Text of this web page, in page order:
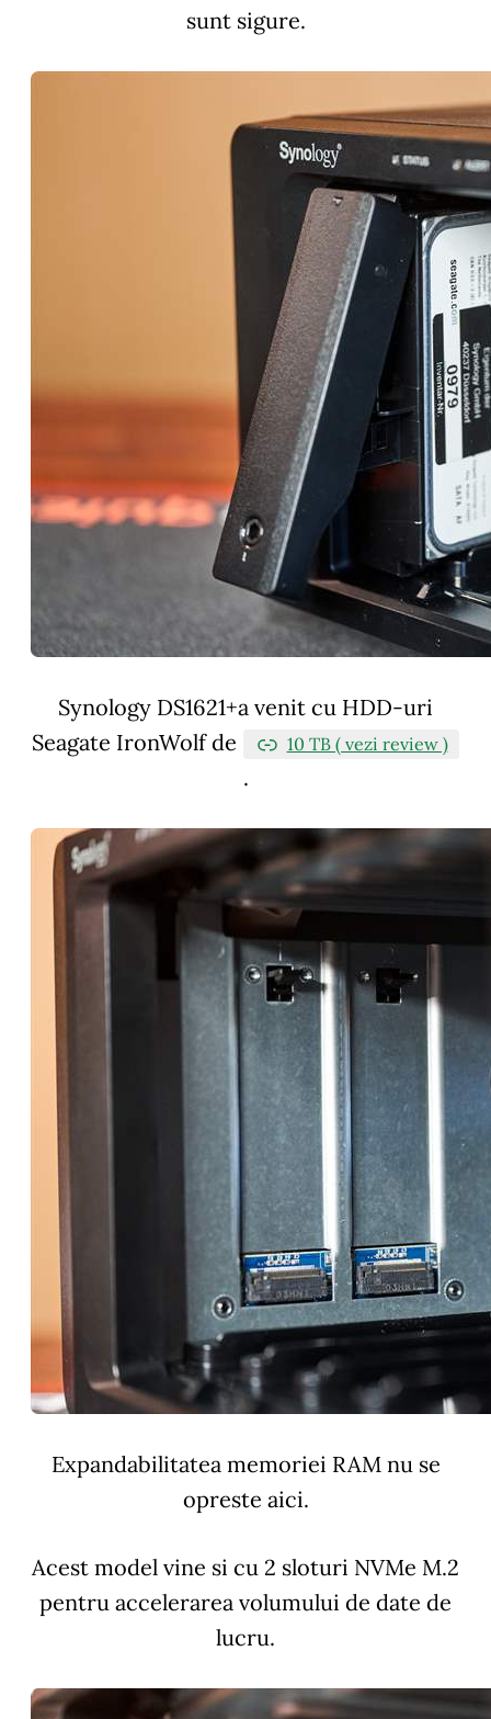
sunt sigure.
Synology DS1621+a venit cu HDD-uri
Seagate IronWolf de
10 TB ( vezi review )
.
Expandabilitatea memoriei RAM nu se
opreste aici.
Acest model vine si cu 2 sloturi NVMe M.2
pentru accelerarea volumului de date de
lucru.